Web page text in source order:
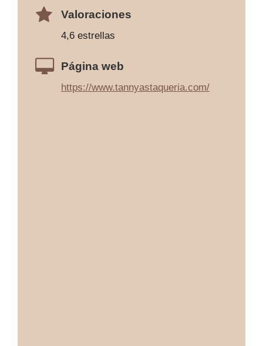
Valoraciones
4,6 estrellas
Página web
https://www.tannyastaqueria.com/